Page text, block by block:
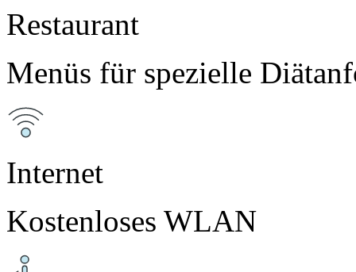
Restaurant
Menüs für spezielle
Internet
Kostenloses WLAN